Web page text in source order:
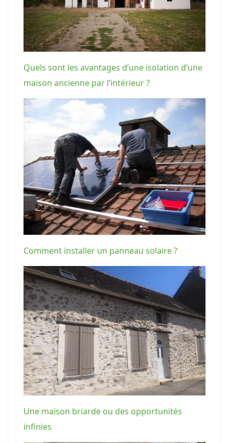
Quels sont les avantages d’une isolation d’une
maison ancienne par l’intérieur ?
Comment installer un panneau solaire ?
Une maison briarde ou des opportunités
infinies